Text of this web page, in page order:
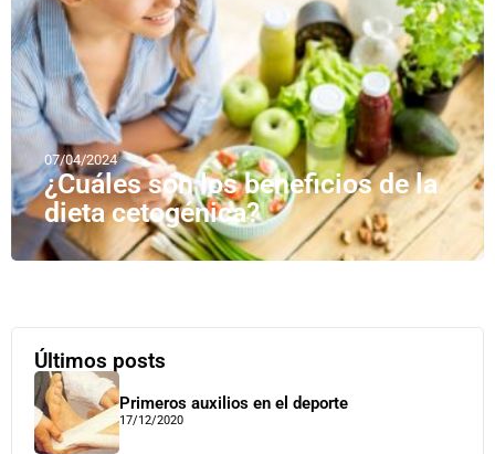
07/04/2024
¿Cuáles son los beneficios de la
dieta cetogénica?
Últimos posts
Primeros auxilios en el deporte
17/12/2020